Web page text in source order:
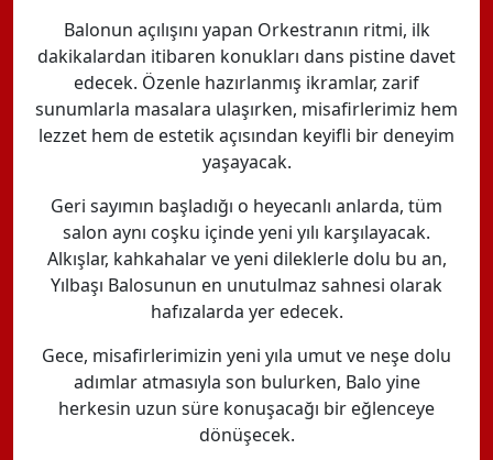
Balonun açılışını yapan Orkestranın ritmi, ilk
dakikalardan itibaren konukları dans pistine davet
edecek. Özenle hazırlanmış ikramlar, zarif
sunumlarla masalara ulaşırken, misafirlerimiz hem
lezzet hem de estetik açısından keyifli bir deneyim
yaşayacak.
Geri sayımın başladığı o heyecanlı anlarda, tüm
salon aynı coşku içinde yeni yılı karşılayacak.
Alkışlar, kahkahalar ve yeni dileklerle dolu bu an,
Yılbaşı Balosunun en unutulmaz sahnesi olarak
hafızalarda yer edecek.
Gece, misafirlerimizin yeni yıla umut ve neşe dolu
adımlar atmasıyla son bulurken, Balo yine
herkesin uzun süre konuşacağı bir eğlenceye
dönüşecek.